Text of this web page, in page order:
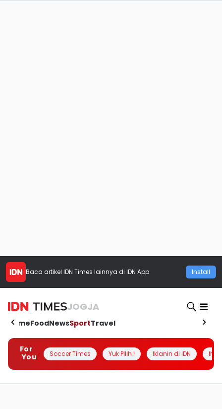
Baca artikel IDN Times lainnya di IDN App Install
JOGJA
HomeFoodNewsSportTravel
For
You
Soccer Times Yuk Pilih ! Iklanin di IDN